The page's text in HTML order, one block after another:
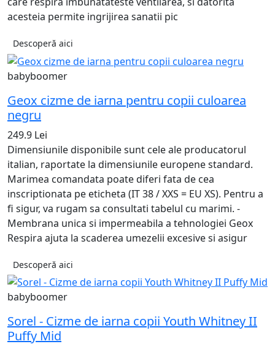
acesteia permite ingrijirea sanatii pic
Descoperă aici
babyboomer
Geox cizme de iarna pentru copii culoarea
negru
249.9 Lei
Dimensiunile disponibile sunt cele ale producatorul
italian, raportate la dimensiunile europene standard.
Marimea comandata poate diferi fata de cea
inscriptionata pe eticheta (IT 38 / XXS = EU XS). Pentru a
fi sigur, va rugam sa consultati tabelul cu marimi. -
Membrana unica si impermeabila a tehnologiei Geox
Respira ajuta la scaderea umezelii excesive si asigur
Descoperă aici
babyboomer
Sorel - Cizme de iarna copii Youth Whitney II
Puffy Mid